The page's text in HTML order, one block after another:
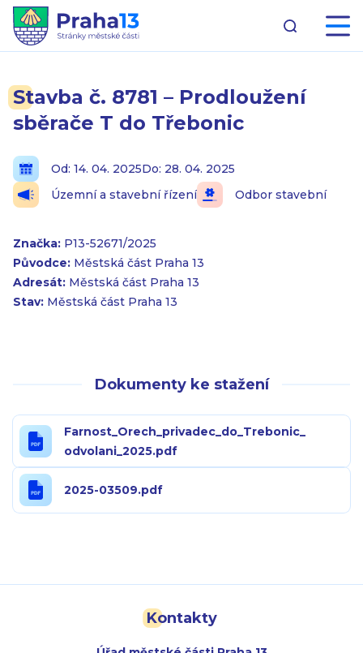
Stavba č. 8781 – Prodloužení
sběrače T do Třebonic
Od: 14. 04. 2025Do: 28. 04. 2025
Územní a stavební řízení
Odbor stavební
Značka: P13-52671/2025
Původce: Městská část Praha 13
Adresát: Městská část Praha 13
Stav: Městská část Praha 13
Dokumenty ke stažení
Farnost_Orech_privadec_do_Trebonic_
odvolani_2025.pdf
2025-03509.pdf
Kontakty